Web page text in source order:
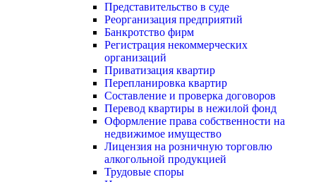
Представительство в суде
Реорганизация предприятий
Банкротство фирм
Регистрация некоммерческих
организаций
Приватизация квартир
Перепланировка квартир
Составление и проверка договоров
Перевод квартиры в нежилой фонд
Оформление права собственности на
недвижимое имущество
Лицензия на розничную торговлю
алкогольной продукцией
Трудовые споры